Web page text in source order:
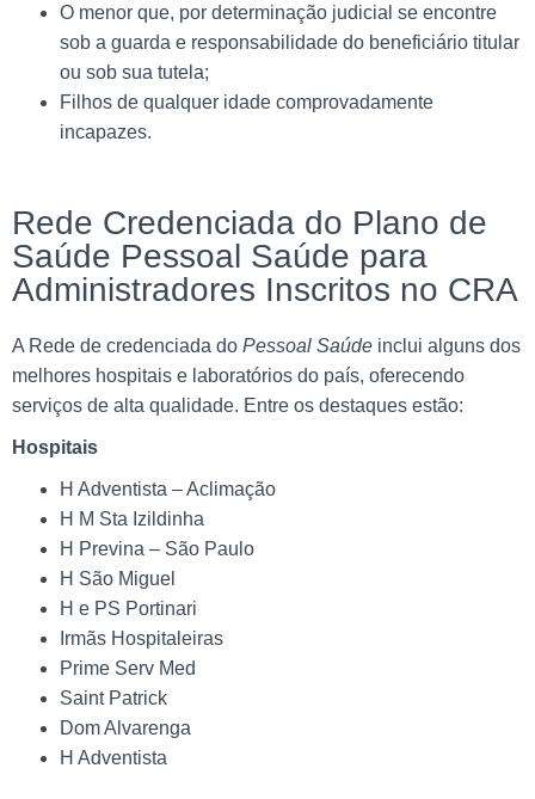
O menor que, por determinação judicial se encontre
sob a guarda e responsabilidade do beneficiário titular
ou sob sua tutela;
Filhos de qualquer idade comprovadamente
incapazes.
Rede Credenciada do Plano de
Saúde Pessoal Saúde para
Administradores Inscritos no CRA
A Rede de credenciada do Pessoal Saúde inclui alguns dos
melhores hospitais e laboratórios do país, oferecendo
serviços de alta qualidade. Entre os destaques estão:
Hospitais
H Adventista – Aclimação
H M Sta Izildinha
H Previna – São Paulo
H São Miguel
H e PS Portinari
Irmãs Hospitaleiras
Prime Serv Med
Saint Patrick
Dom Alvarenga
H Adventista